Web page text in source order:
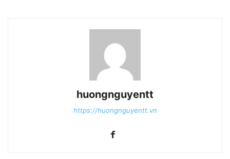
huongnguyentt
https://huongnguyentt.vn